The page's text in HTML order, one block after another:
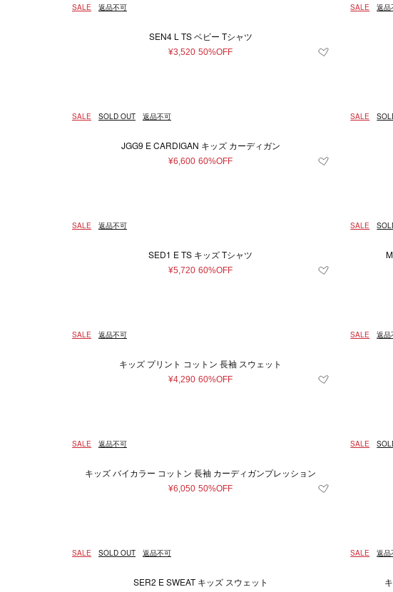
スウェット/パーカー
オールインワン
スタイ
14.5cm
15cm 16cm
12～14歳
0
39.5
SALE 返品不可
SEN4 L TS ベビー Tシャツ
¥3,520 50%OFF
SALE 返品
SALE SOLD OUT 返品不可
JGG9 E CARDIGAN キッズ カーディガン
¥6,600 60%OFF
SALE
SALE 返品不可
SED1 E TS キッズ Tシャツ
¥5,720 60%OFF
SALE
SALE 返品不可
キッズ プリント コットン 長袖 スウェット
¥4,290 60%OFF
SALE 返品
SALE 返品不可
キッズ バイカラー コットン 長袖 カーディガンプレッション
¥6,050 50%OFF
SALE
SALE SOLD OUT 返品不可
SER2 E SWEAT キッズ スウェット
SALE 返品